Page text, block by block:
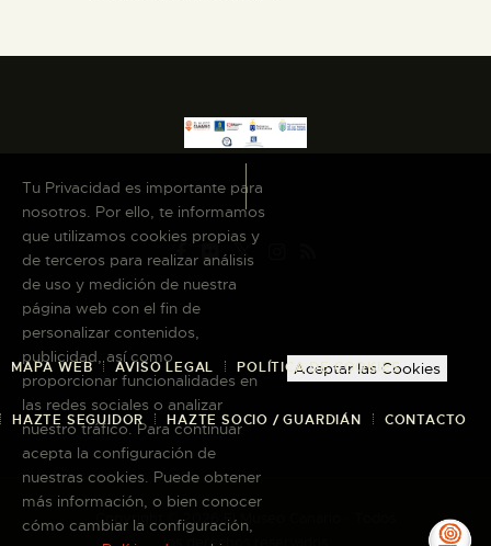
MAPA WEB AVISO LEGAL POLÍTICA DE COOKIES
HAZTE SEGUIDOR HAZTE SOCIO / GUARDIÁN CONTACTO
Copyright © 2026 El Museo Canario · Todos
los derechos reservados
Tu Privacidad es importante para
nosotros. Por ello, te informamos
que utilizamos cookies propias y
de terceros para realizar análisis
de uso y medición de nuestra
página web con el fin de
personalizar contenidos,
publicidad, así como
proporcionar funcionalidades en
las redes sociales o analizar
nuestro tráfico. Para continuar
acepta la configuración de
nuestras cookies. Puede obtener
más información, o bien conocer
cómo cambiar la configuración,
Aceptar las Cookies